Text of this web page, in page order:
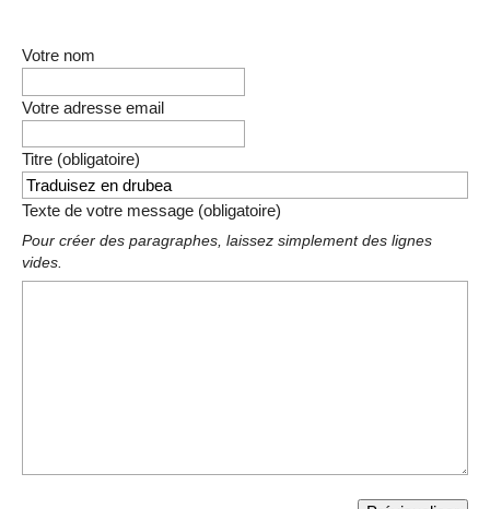
Votre nom
Votre adresse email
Titre (obligatoire)
Texte de votre message (obligatoire)
Pour créer des paragraphes, laissez simplement des lignes
vides.